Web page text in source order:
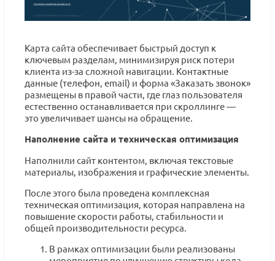
Карта сайта обеспечивает быстрый доступ к
ключевым разделам, минимизируя риск потери
клиента из-за сложной навигации. Контактные
данные (телефон, email) и форма «Заказать звонок»
размещены в правой части, где глаз пользователя
естественно останавливается при скроллинге —
это увеличивает шансы на обращение.
Наполнение сайта и техническая оптимизация
Наполнили сайт контентом, включая текстовые
материалы, изображения и графические элементы.
После этого была проведена комплексная
техническая оптимизация, которая направлена на
повышение скорости работы, стабильности и
общей производительности ресурса.
В рамках оптимизации были реализованы